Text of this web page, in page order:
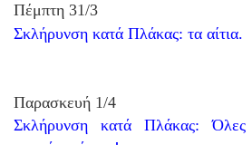
Πέμπτη 31/3
Σκλήρυνση κατά Πλάκας: τα αίτια.
Παρασκευή 1/4
Σκλήρυνση κατά Πλάκας: Όλες